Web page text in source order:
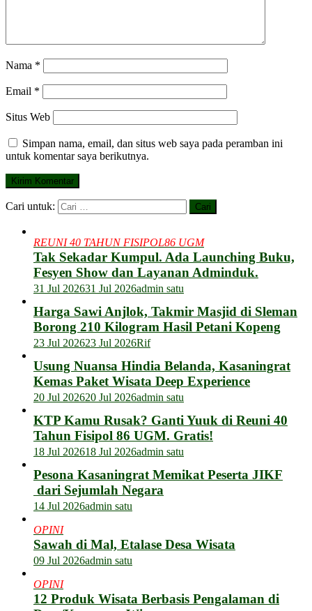
Nama *
Email *
Situs Web
Simpan nama, email, dan situs web saya pada peramban ini
untuk komentar saya berikutnya.
Cari untuk:
REUNI 40 TAHUN FISIPOL86 UGM
Tak Sekadar Kumpul. Ada Launching Buku,
Fesyen Show dan Layanan Adminduk.
31 Jul 202631 Jul 2026admin satu
Harga Sawi Anjlok, Takmir Masjid di Sleman
Borong 210 Kilogram Hasil Petani Kopeng
23 Jul 202623 Jul 2026Rif
Usung Nuansa Hindia Belanda, Kasaningrat
Kemas Paket Wisata Deep Experience
20 Jul 202620 Jul 2026admin satu
KTP Kamu Rusak? Ganti Yuuk di Reuni 40
Tahun Fisipol 86 UGM. Gratis!
18 Jul 202618 Jul 2026admin satu
Pesona Kasaningrat Memikat Peserta JIKF
dari Sejumlah Negara
14 Jul 2026admin satu
OPINI
Sawah di Mal, Etalase Desa Wisata
09 Jul 2026admin satu
OPINI
12 Produk Wisata Berbasis Pengalaman di